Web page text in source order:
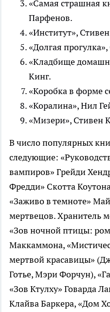
«Самая страшная
Парфенов.
«Институт»,
«Долгая
«Кладбище
Кинг.
«Коробка в форме
«Коралина», Нил
«Мизери», Стивен
В число популярных
следующие:
вампиров» Грейди
Фредди» Скотта
«Заживо в темноте»
мертвецов. Хранитель
«Зов ночной птицы:
Маккаммона,
мертвой красавицы»
Готье, Мэри Форчун),
«Зов Ктулху» Говарда
Клайва Баркера, «Дом